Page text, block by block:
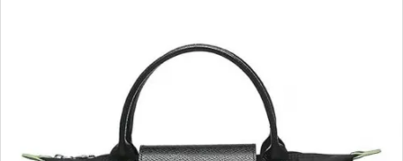
INFORMATIOM